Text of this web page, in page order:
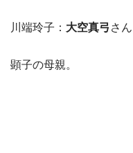
川端玲子： 大空真弓 さん
顕子の母親。